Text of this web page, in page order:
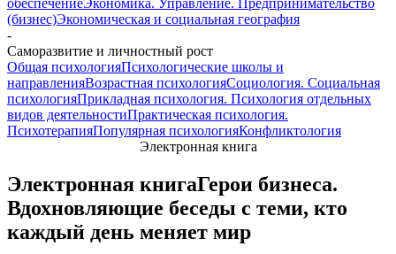
обеспечениеЭкономика. Управление. Предпринимательство
(бизнес)Экономическая и социальная география
-
Саморазвитие и личностный рост
Общая психологияПсихологические школы и
направленияВозрастная психологияСоциология. Социальная
психологияПрикладная психология. Психология отдельных
видов деятельностиПрактическая психология.
ПсихотерапияПопулярная психологияКонфликтология
Электронная книга
Электронная книгаГерои бизнеса.
Вдохновляющие беседы с теми, кто
каждый день меняет мир